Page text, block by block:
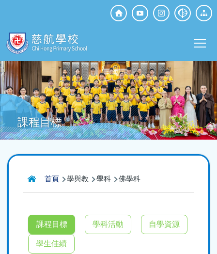
Top
Social
課程目標
導
航
結
首頁 學與教 學科 佛學科
課程目標 學科活動 自學資源
學生佳績